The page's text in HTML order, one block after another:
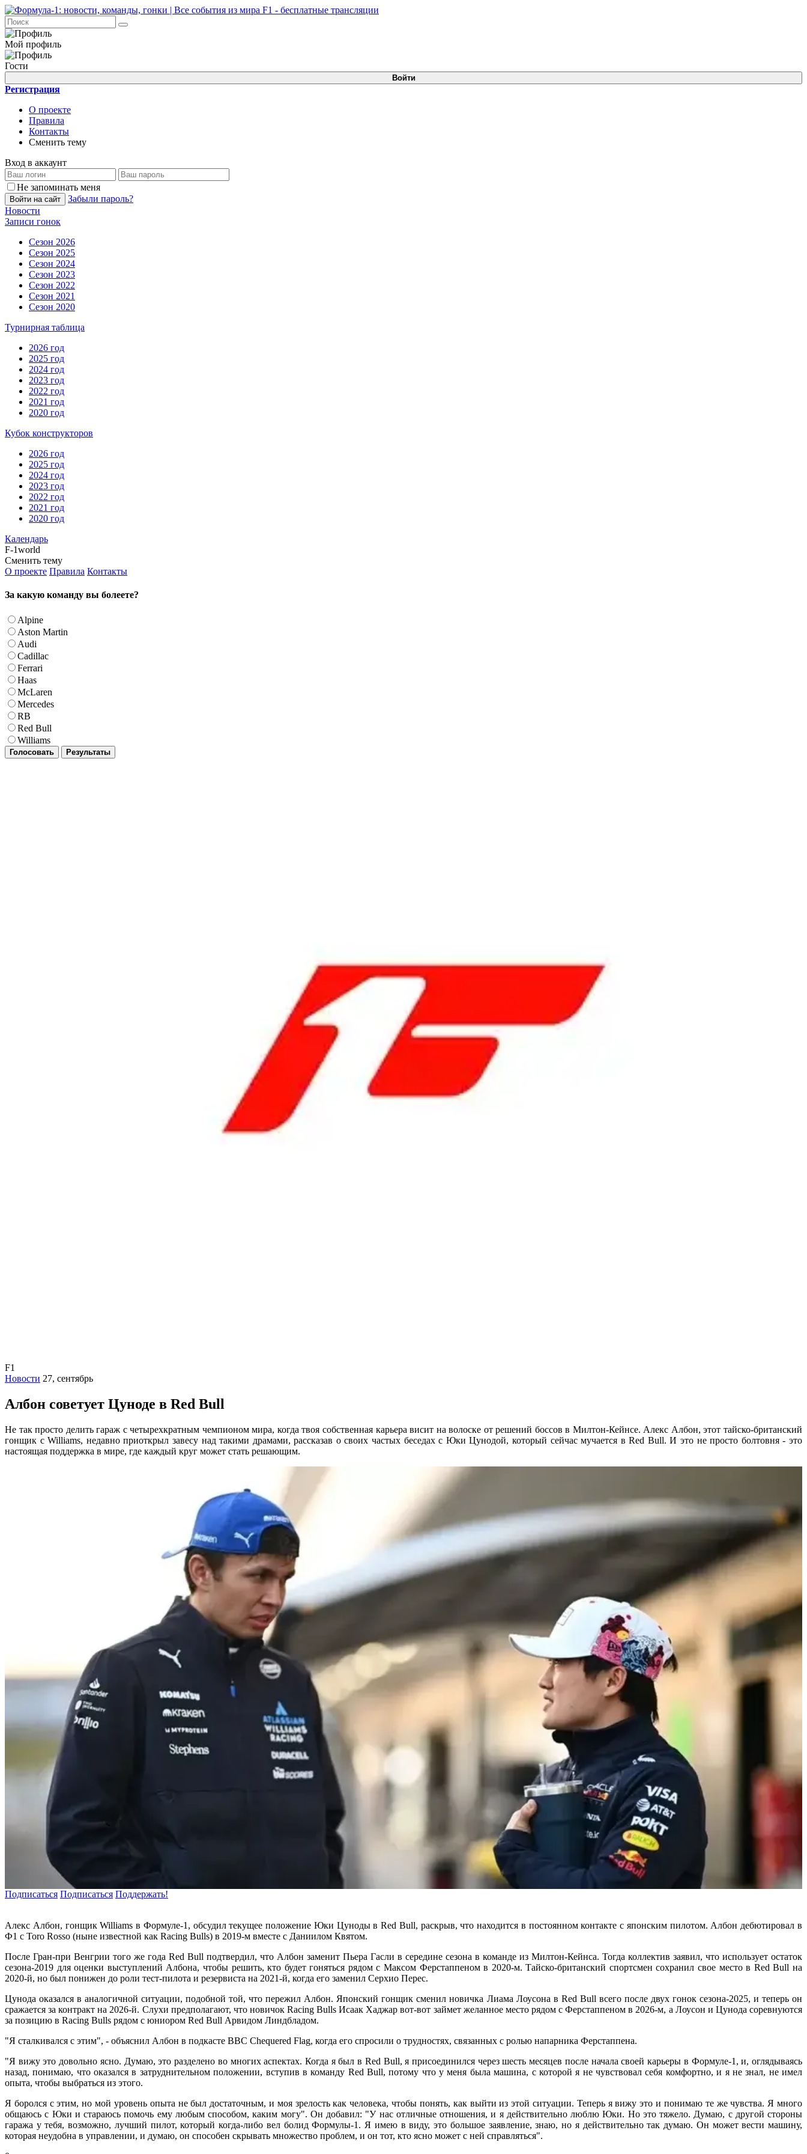
Мой профиль
Гости
Войти
Регистрация
О проекте
Правила
Контакты
Сменить тему
Вход в аккаунт
Не запоминать меня
Войти на сайт
Забыли пароль?
Новости
Записи гонок
Сезон 2026
Сезон 2025
Сезон 2024
Сезон 2023
Сезон 2022
Сезон 2021
Сезон 2020
Турнирная таблица
2026 год
2025 год
2024 год
2023 год
2022 год
2021 год
2020 год
Кубок конструкторов
2026 год
2025 год
2024 год
2023 год
2022 год
2021 год
2020 год
Календарь
F-1world
Сменить тему
О проекте Правила Контакты
За какую команду вы болеете?
Alpine
Aston Martin
Audi
Cadillac
Ferrari
Haas
McLaren
Mercedes
RB
Red Bull
Williams
Голосовать Результаты
F1
Новости 27, сентябрь
Албон советует Цуноде в Red Bull
Не так просто делить гараж с четырехкратным чемпионом мира, когда твоя собственная карьера висит на волоске от решений боссов в Милтон-Кейнсе. Алекс Албон, этот тайско-британский
гонщик с Williams, недавно приоткрыл завесу над такими драмами, рассказав о своих частых беседах с Юки Цунодой, который сейчас мучается в Red Bull. И это не просто болтовня - это
настоящая поддержка в мире, где каждый круг может стать решающим.
Подписаться Подписаться Поддержать!
Алекс Албон, гонщик Williams в Формуле-1, обсудил текущее положение Юки Цуноды в Red Bull, раскрыв, что находится в постоянном контакте с японским пилотом. Албон дебютировал в
Ф1 с Toro Rosso (ныне известной как Racing Bulls) в 2019-м вместе с Даниилом Квятом.
После Гран-при Венгрии того же года Red Bull подтвердил, что Албон заменит Пьера Гасли в середине сезона в команде из Милтон-Кейнса. Тогда коллектив заявил, что использует остаток
сезона-2019 для оценки выступлений Албона, чтобы решить, кто будет гоняться рядом с Максом Ферстаппеном в 2020-м. Тайско-британский спортсмен сохранил свое место в Red Bull на
2020-й, но был понижен до роли тест-пилота и резервиста на 2021-й, когда его заменил Серхио Перес.
Цунода оказался в аналогичной ситуации, подобной той, что пережил Албон. Японский гонщик сменил новичка Лиама Лоусона в Red Bull всего после двух гонок сезона-2025, и теперь он
сражается за контракт на 2026-й. Слухи предполагают, что новичок Racing Bulls Исаак Хаджар вот-вот займет желанное место рядом с Ферстаппеном в 2026-м, а Лоусон и Цунода соревнуются
за позицию в Racing Bulls рядом с юниором Red Bull Арвидом Линдбладом.
"Я сталкивался с этим", - объяснил Албон в подкасте BBC Chequered Flag, когда его спросили о трудностях, связанных с ролью напарника Ферстаппена.
"Я вижу это довольно ясно. Думаю, это разделено во многих аспектах. Когда я был в Red Bull, я присоединился через шесть месяцев после начала своей карьеры в Формуле-1, и, оглядываясь
назад, понимаю, что оказался в затруднительном положении, вступив в команду Red Bull, потому что у меня была машина, с которой я не чувствовал себя комфортно, и я не знал, не имел
опыта, чтобы выбраться из этого.
Я боролся с этим, но мой уровень опыта не был достаточным, и моя зрелость как человека, чтобы понять, как выйти из этой ситуации. Теперь я вижу это и понимаю те же чувства. Я много
общаюсь с Юки и стараюсь помочь ему любым способом, каким могу". Он добавил: "У нас отличные отношения, и я действительно люблю Юки. Но это тяжело. Думаю, с другой стороны
гаража у тебя, возможно, лучший пилот, который когда-либо вел болид Формулы-1. Я имею в виду, это большое заявление, знаю, но я действительно так думаю. Он может вести машину,
которая неудобна в управлении, и думаю, он способен скрывать множество проблем, и он тот, кто ясно может с ней справляться".